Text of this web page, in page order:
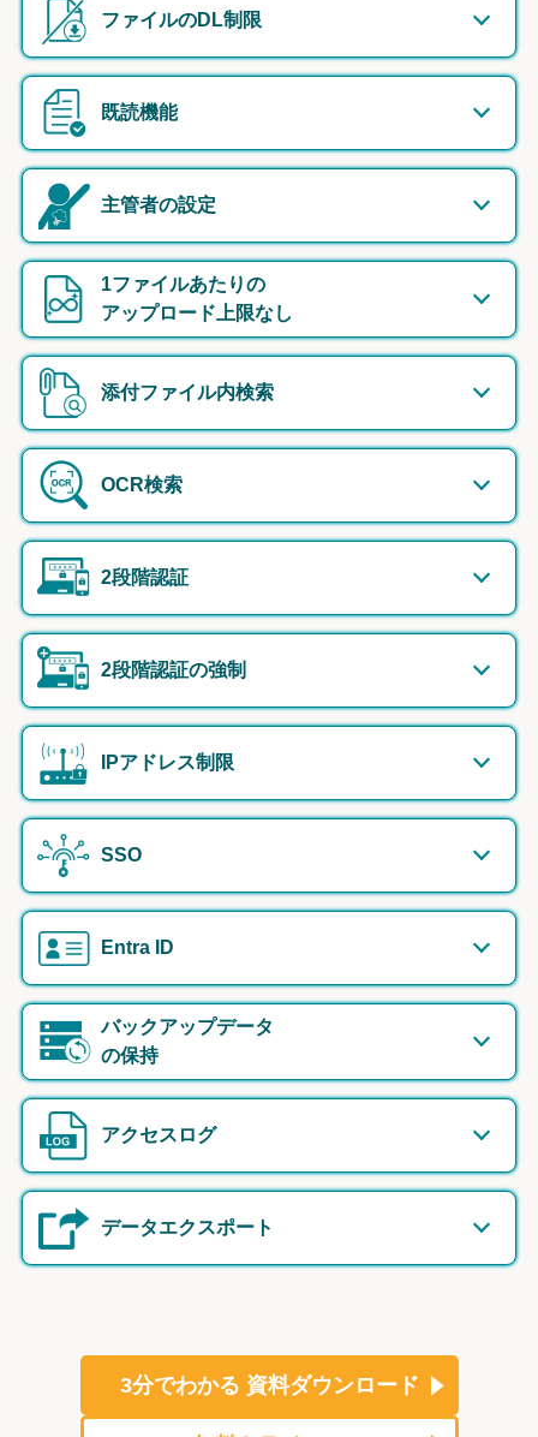
ファイルのDL制限
既読機能
主管者の設定
1ファイルあたりの
アップロード上限なし
添付ファイル内検索
OCR検索
2段階認証
2段階認証の強制
IPアドレス制限
SSO
Entra ID
バックアップデータ
の保持
アクセスログ
データエクスポート
3分でわかる 資料ダウンロード